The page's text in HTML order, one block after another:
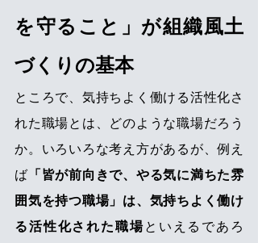
を守ること」が組織風土
づくりの基本
ところで、気持ちよく働ける活性化さ
れた職場とは、どのような職場だろう
か。いろいろな考え方があるが、例え
ば 「皆が前向きで、やる気に満ちた雰
囲気を持つ職場」は、気持ちよく働け
る活性化された職場といえるであろ